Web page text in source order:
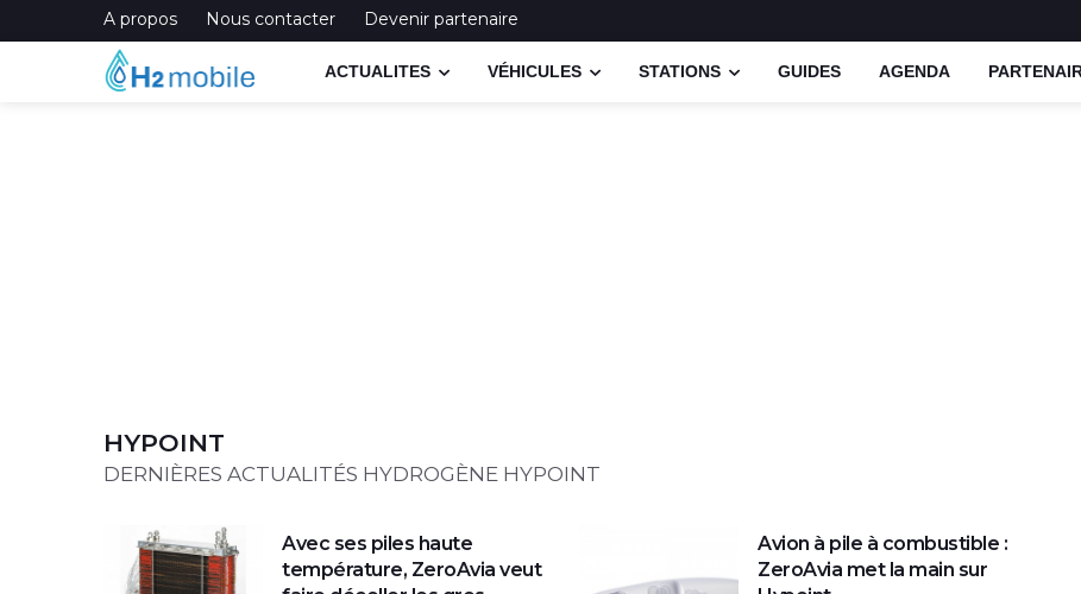
A propos Nous contacter Devenir partenaire
ACTUALITES VÉHICULES STATIONS GUIDES AGENDA
HYPOINT
DERNIÈRES ACTUALITÉS HYDROGÈNE HYPOINT
Avec ses piles haute
température, ZeroAvia veut
Avion à pile à combustible :
ZeroAvia met la main sur